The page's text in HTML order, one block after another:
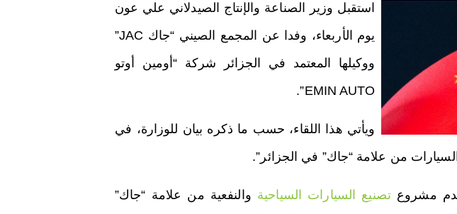
استقبل وزير الصناعة والإنتاج الصيدلاني علي عون
يوم الأربعاء، وفدا عن المجمع الصيني “جاك JAC”
ووكيلها المعتمد في الجزائر شركة “أومين أوتو
EMIN AUTO”.
ويأتي هذا اللقاء، حسب ما ذكره بيان للوزارة، في
من علامة “جاك” في الجزائر”.
مشروع تصنيع السيارات السياحية والنفعية من علامة “جاك”